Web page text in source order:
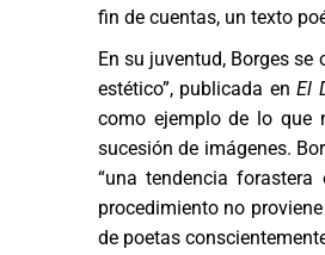
fin de cuentas, un texto
En su juventud, Borges se
estético”, publicada enEl
como ejemplo de lo que
sucesión de imágenes.
“una tendencia forastera
procedimiento no
de poetas